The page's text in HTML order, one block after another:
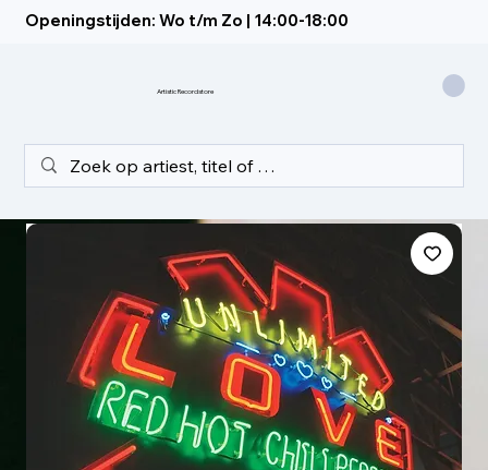
Openingstijden: Wo t/m Zo | 14:00-18:00
Artistic Recordstore